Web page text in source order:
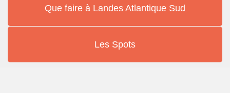
Que faire à Landes Atlantique Sud
Les Spots